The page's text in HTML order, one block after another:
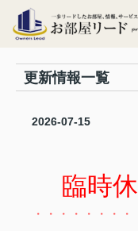
更新情報一覧
2026-07-15
臨時
・・・・・・・